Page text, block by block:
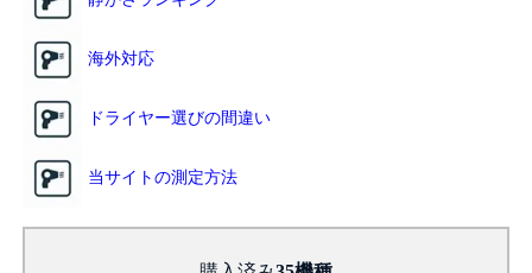
海外対応
ドライヤー選びの間違い
当サイトの測定方法